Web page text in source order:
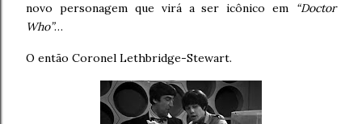
novo personagem que virá a ser icônico em
“Doctor
Who”…
O então Coronel Lethbridge-Stewart.